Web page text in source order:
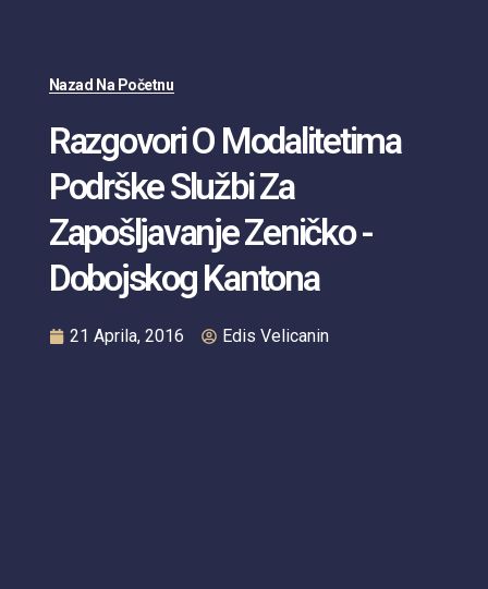
Nazad Na Početnu
Razgovori O Modalitetima
Podrške Službi Za
Zapošljavanje Zeničko -
Dobojskog Kantona
21 Aprila, 2016 Edis Velicanin